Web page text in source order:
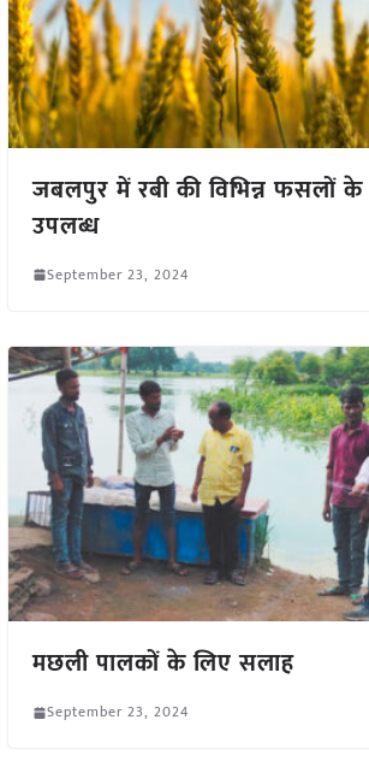
जबलपुर में रबी की विभिन्न फसलों के
उपलब्ध
September 23, 2024
मछली पालकों के लिए सलाह
September 23, 2024